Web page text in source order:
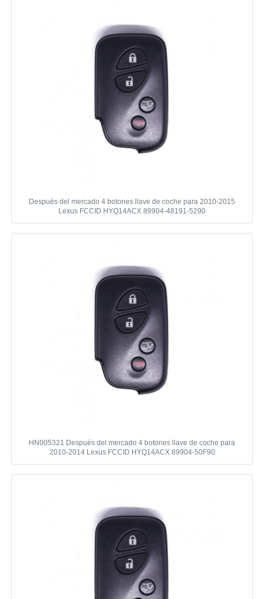
Después del mercado 4 botones llave de coche para 2010-2015
Lexus FCCID HYQ14ACX 89904-48191-5290
HN005321 Después del mercado 4 botones llave de coche para
2010-2014 Lexus FCCID HYQ14ACX 89904-50F90